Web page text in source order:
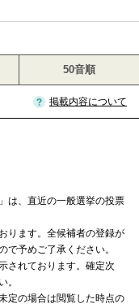
50音順
掲載内容について
は、直近の一般選挙の投票
ります。全候補者の登録が
で予めご了承ください。
されております。確定次
。
定の場合は閲覧した時点の